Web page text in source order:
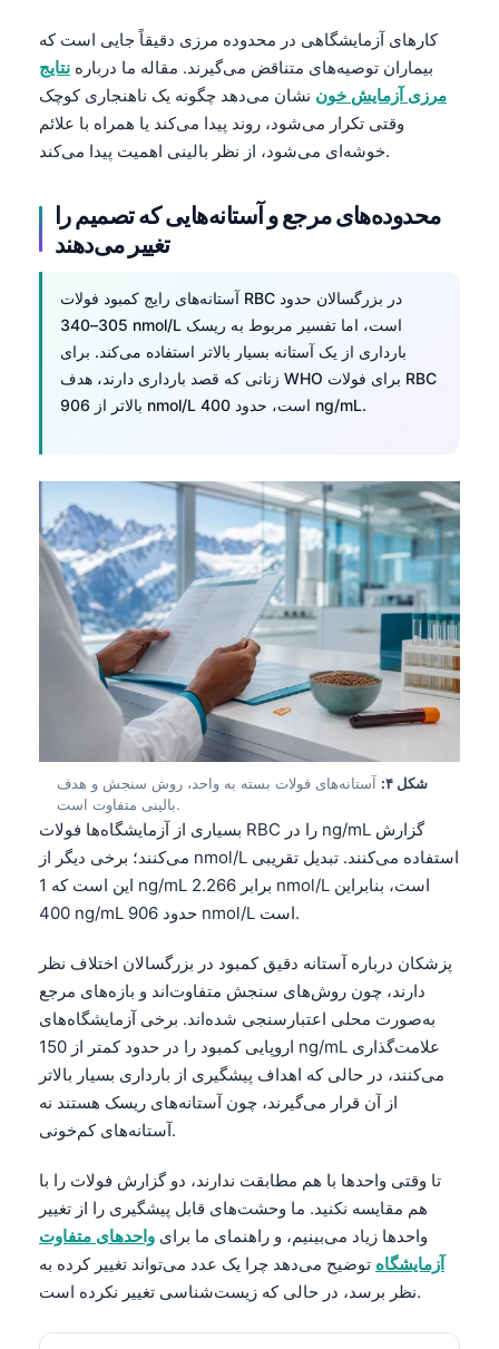
کارهای آزمایشگاهی در محدوده مرزی دقیقاً جایی است که
بیماران توصیه‌های متناقض می‌گیرند. مقاله ما درباره نتایج
مرزی آزمایش خون نشان می‌دهد چگونه یک ناهنجاری کوچک
وقتی تکرار می‌شود، روند پیدا می‌کند یا همراه با علائم
خوشه‌ای می‌شود، از نظر بالینی اهمیت پیدا می‌کند.
محدوده‌های مرجع و آستانه‌هایی که تصمیم را
تغییر می‌دهند
آستانه‌های رایج کمبود فولات RBC در بزرگسالان حدود
305–340 nmol/L است، اما تفسیر مربوط به ریسک
بارداری از یک آستانه بسیار بالاتر استفاده می‌کند. برای
زنانی که قصد بارداری دارند، هدف WHO برای فولات RBC
بالاتر از 906 nmol/L است، حدود 400 ng/mL.
شکل ۴:
آستانه‌های فولات بسته به واحد، روش سنجش و هدف
بالینی متفاوت است.
بسیاری از آزمایشگاه‌ها فولات RBC را در ng/mL گزارش
می‌کنند؛ برخی دیگر از nmol/L استفاده می‌کنند. تبدیل تقریبی
این است که 1 ng/mL برابر 2.266 nmol/L است، بنابراین
400 ng/mL حدود 906 nmol/L است.
پزشکان درباره آستانه دقیق کمبود در بزرگسالان اختلاف نظر
دارند، چون روش‌های سنجش متفاوت‌اند و بازه‌های مرجع
به‌صورت محلی اعتبارسنجی شده‌اند. برخی آزمایشگاه‌های
اروپایی کمبود را در حدود کمتر از 150 ng/mL علامت‌گذاری
می‌کنند، در حالی که اهداف پیشگیری از بارداری بسیار بالاتر
از آن قرار می‌گیرند، چون آستانه‌های ریسک هستند نه
آستانه‌های کم‌خونی.
تا وقتی واحدها با هم مطابقت ندارند، دو گزارش فولات را با
هم مقایسه نکنید. ما وحشت‌های قابل پیشگیری را از تغییر
واحدها زیاد می‌بینیم، و راهنمای ما برای واحدهای متفاوت
آزمایشگاه توضیح می‌دهد چرا یک عدد می‌تواند تغییر کرده به
نظر برسد، در حالی که زیست‌شناسی تغییر نکرده است.